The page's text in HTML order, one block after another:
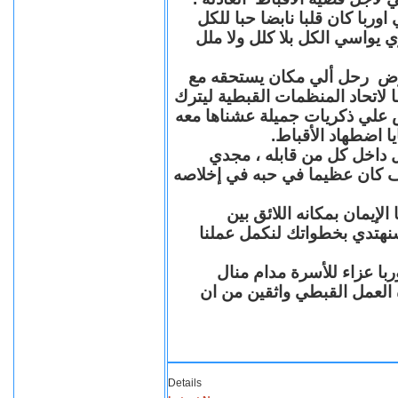
كان قلبا نابضا حبا للكل
يواسي الكل بلا كلل ولا ملل
رحل ألي مكان يستحقه مع
المنظمات القبطية ليترك
علي ذكريات جميلة عشناها معه
اضطهاد الأقباط.
داخل كل من قابله ، مجدي
عظيما في حبه في إخلاصه
بمكانه اللائق بين
بخطواتك لنكمل عملنا
عزاء للأسرة مدام منال
العمل القبطي واثقين من ان
Details